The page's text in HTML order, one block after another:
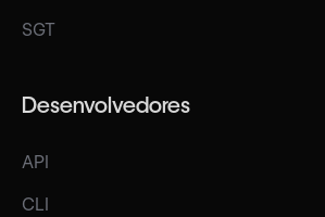
SGT
Desenvolvedores
API
CLI